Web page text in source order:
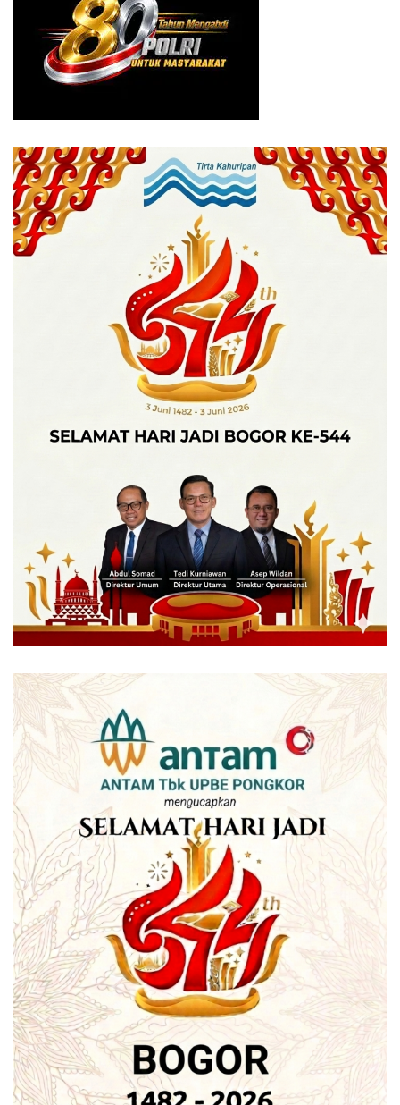
dengan kinerja terbaik.
Kelima subject matter expert tersebuGTNt yaitu : Dra. Dwi
Aryani Suryaningrum, M.F.M, Junita Elisabth, Dwi Ari Setyo
Nugroho, Zukhruf Nur Wakhid dan I Dewa Gede Udayana
PT LPP nusantara PTPN rapat kerja